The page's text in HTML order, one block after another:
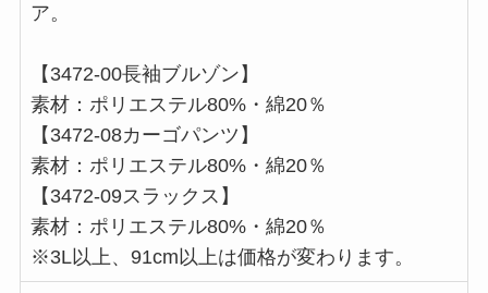
ア。
【3472-00長袖ブルゾン】
素材：ポリエステル80%・綿20％
【3472-08カーゴパンツ】
素材：ポリエステル80%・綿20％
【3472-09スラックス】
素材：ポリエステル80%・綿20％
※3L以上、91cm以上は価格が変わります。